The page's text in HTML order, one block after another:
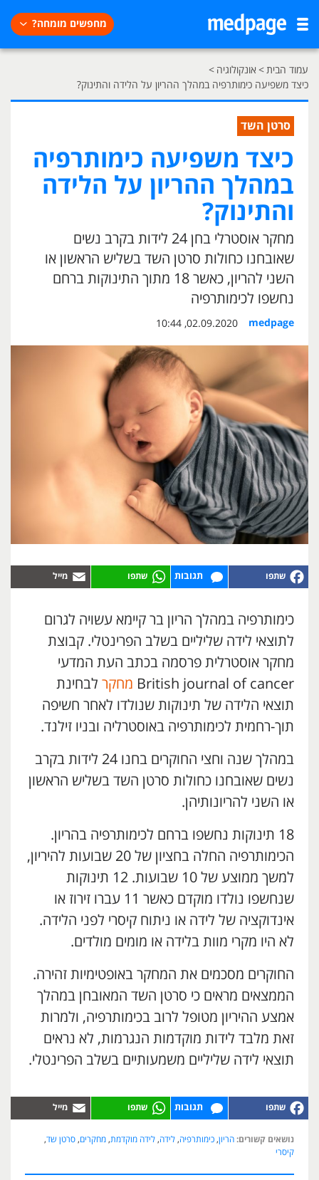
מחפשים מומחה?
עמוד הבית> אונקולוגיה >
כיצד משפיעה כימותרפיה במהלך ההריון על הלידה והתינוק?
סרטן השד
כיצד משפיעה כימותרפיה
במהלך ההריון על הלידה
והתינוק?
מחקר אוסטרלי בחן 24 לידות בקרב נשים
שאובחנו כחולות סרטן השד בשליש הראשון או
השני להריון, כאשר 18 מתוך התינוקות ברחם
נחשפו לכימותרפיה
medpage
02.09.2020, 10:44
תגובות
כימותרפיה במהלך הריון בר קיימא עשויה לגרום
לתוצאי לידה שליליים בשלב הפרינטלי. קבוצת
מחקר אוסטרלית פרסמה בכתב העת המדעי
British journal of cancer מחקר לבחינת
תוצאי הלידה של תינוקות שנולדו לאחר חשיפה
תוך-רחמית לכימותרפיה באוסטרליה ובניו זילנד.
במהלך שנה וחצי החוקרים בחנו 24 לידות בקרב
נשים שאובחנו כחולות סרטן השד בשליש הראשון
או השני להריונותיהן.
18 תינוקות נחשפו ברחם לכימותרפיה בהריון.
הכימותרפיה החלה בחציון של 20 שבועות להיריון,
למשך ממוצע של 10 שבועות. 12 תינוקות
שנחשפו נולדו מוקדם כאשר 11 עברו זירוז או
אינדוקציה של לידה או ניתוח קיסרי לפני הלידה.
לא היו מקרי מוות בלידה או מומים מולדים.
החוקרים מסכמים את המחקר באופטימיות זהירה.
הממצאים מראים כי סרטן השד המאובחן במהלך
אמצע ההיריון מטופל לרוב בכימותרפיה, ולמרות
זאת מלבד לידות מוקדמות הנגרמות, לא נראים
תוצאי לידה שליליים משמעותיים בשלב הפרינטלי.
תגובות
נושאים קשורים: הריון, כימותרפיה, לידה, לידה מוקדמת, מחקרים, סרטן שד,
קיסרי